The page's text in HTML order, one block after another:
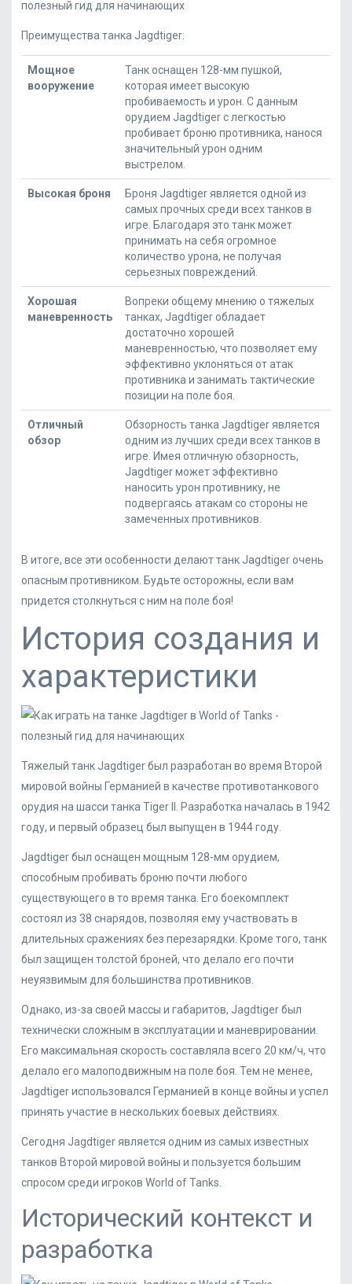
Преимущества танка Jagdtiger:
Мощное
вооружение
Танк оснащен 128-мм пушкой,
которая имеет высокую
пробиваемость и урон. С данным
орудием Jagdtiger с легкостью
пробивает броню противника, нанося
значительный урон одним
выстрелом.
Высокая броня
Броня Jagdtiger является одной из
самых прочных среди всех танков в
игре. Благодаря это танк может
принимать на себя огромное
количество урона, не получая
серьезных повреждений.
Хорошая
маневренность
Вопреки общему мнению о тяжелых
танках, Jagdtiger обладает
достаточно хорошей
маневренностью, что позволяет ему
эффективно уклоняться от атак
противника и занимать тактические
позиции на поле боя.
Отличный
обзор
Обзорность танка Jagdtiger является
одним из лучших среди всех танков в
игре. Имея отличную обзорность,
Jagdtiger может эффективно
наносить урон противнику, не
подвергаясь атакам со стороны не
замеченных противников.
В итоге, все эти особенности делают танк Jagdtiger очень
опасным противником. Будьте осторожны, если вам
придется столкнуться с ним на поле боя!
История создания и
характеристики
Тяжелый танк Jagdtiger был разработан во время Второй
мировой войны Германией в качестве противотанкового
орудия на шасси танка Tiger II. Разработка началась в 1942
году, и первый образец был выпущен в 1944 году.
Jagdtiger был оснащен мощным 128-мм орудием,
способным пробивать броню почти любого
существующего в то время танка. Его боекомплект
состоял из 38 снарядов, позволяя ему участвовать в
длительных сражениях без перезарядки. Кроме того, танк
был защищен толстой броней, что делало его почти
неуязвимым для большинства противников.
Однако, из-за своей массы и габаритов, Jagdtiger был
технически сложным в эксплуатации и маневрировании.
Его максимальная скорость составляла всего 20 км/ч, что
делало его малоподвижным на поле боя. Тем не менее,
Jagdtiger использовался Германией в конце войны и успел
принять участие в нескольких боевых действиях.
Сегодня Jagdtiger является одним из самых известных
танков Второй мировой войны и пользуется большим
спросом среди игроков World of Tanks.
Исторический контекст и
разработка